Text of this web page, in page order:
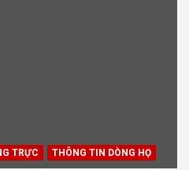
TRỰC THÔNG TIN DÒNG HỌ